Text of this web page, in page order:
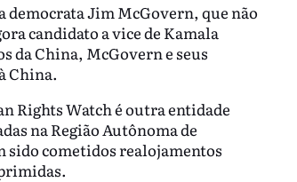
Jim McGovern, que não
candidato a vice de Kamala
da China, McGovern e seus
China.
Rights Watch é outra entidade
na Região Autônoma de
sido cometidos realojamentos